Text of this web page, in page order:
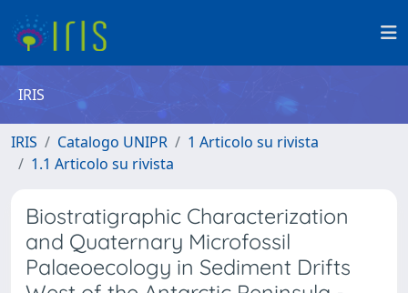
IRIS
IRIS Catalogo UNIPR
1 Articolo su rivista
1.1 Articolo su rivista
Biostratigraphic Characterization
and Quaternary Microfossil
Palaeoecology in Sediment Drifts